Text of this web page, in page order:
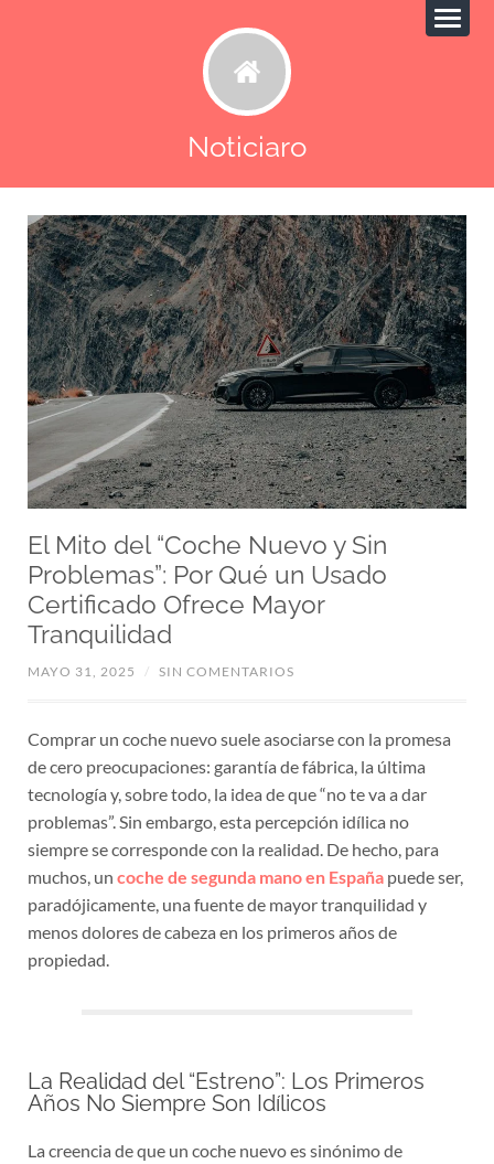
Noticiaro
El Mito del “Coche Nuevo y Sin
Problemas”: Por Qué un Usado
Certificado Ofrece Mayor
Tranquilidad
MAYO 31, 2025 / SIN COMENTARIOS
Comprar un coche nuevo suele asociarse con la promesa
de cero preocupaciones: garantía de fábrica, la última
tecnología y, sobre todo, la idea de que “no te va a dar
problemas”. Sin embargo, esta percepción idílica no
siempre se corresponde con la realidad. De hecho, para
muchos, un coche de segunda mano en Españapuede ser,
paradójicamente, una fuente de mayor tranquilidad y
menos dolores de cabeza en los primeros años de
propiedad.
La Realidad del “Estreno”: Los Primeros
Años No Siempre Son Idílicos
La creencia de que un coche nuevo es sinónimo de